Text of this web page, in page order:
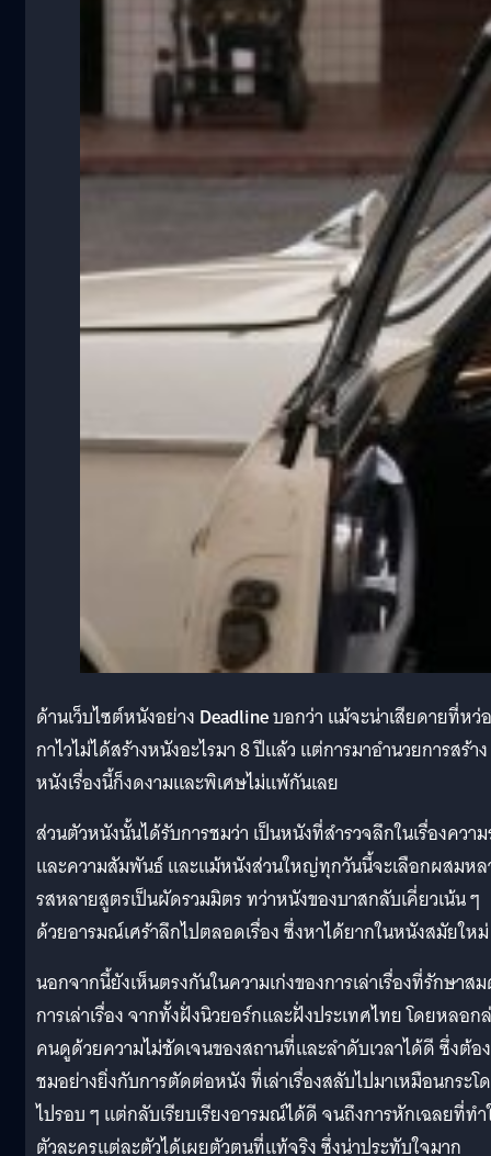
ด้านเว็บไซต์หนังอย่าง Deadlineบอกว่า แม้จะน่าเสียดายที่หว่
กาไวไม่ได้สร้างหนังอะไรมา 8 ปีแล้ว แต่การมาอำนวยการสร้าง
หนังเรื่องนี้ก็งดงามและพิเศษไม่แพ้กันเลย
ส่วนตัวหนังนั้นได้รับการชมว่า เป็นหนังที่สำรวจลึกในเรื่องควา
และความสัมพันธ์ และแม้หนังส่วนใหญ่ทุกวันนี้จะเลือกผสมห
รสหลายสูตรเป็นผัดรวมมิตร ทว่าหนังของบาสกลับเคี่ยวเน้น ๆ
ด้วยอารมณ์เศร้าลึกไปตลอดเรื่อง ซึ่งหาได้ยากในหนังสมัยใหม่
นอกจากนี้ยังเห็นตรงกันในความเก่งของการเล่าเรื่องที่รักษาส
การเล่าเรื่อง จากทั้งฝั่งนิวยอร์กและฝั่งประเทศไทย โดยหลอก
คนดูด้วยความไม่ชัดเจนของสถานที่และลำดับเวลาได้ดี ซึ่งต้อง
ชมอย่างยิ่งกับการตัดต่อหนัง ที่เล่าเรื่องสลับไปมาเหมือนกระโ
ไปรอบ ๆ แต่กลับเรียบเรียงอารมณ์ได้ดี จนถึงการหักเฉลยที่ท
ตัวละครแต่ละตัวได้เผยตัวตนที่แท้จริง ซึ่งน่าประทับใจมาก